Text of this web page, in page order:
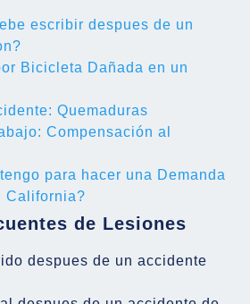
escribir despues de un
Bicicleta Dañada en un
Quemaduras
Compensación al
para hacer una Demanda
California?
de Lesiones
despues de un accidente